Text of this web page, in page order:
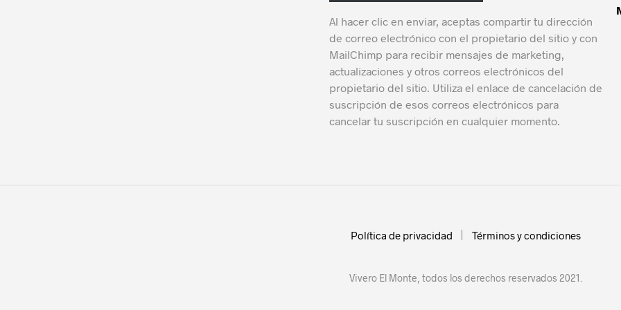
Al hacer clic en enviar, aceptas compartir tu dirección
de correo electrónico con el propietario del sitio y con
MailChimp para recibir mensajes de marketing,
actualizaciones y otros correos electrónicos del
propietario del sitio. Utiliza el enlace de cancelación de
suscripción de esos correos electrónicos para
cancelar tu suscripción en cualquier momento.
Política de privacidad Términos y condiciones
Vivero El Monte, todos los derechos reservados 2021.